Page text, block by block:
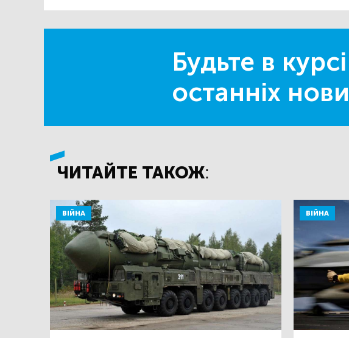
Будьте в курсі
останніх
ЧИТАЙТЕ ТАКОЖ:
ВІЙНА ВІЙНА